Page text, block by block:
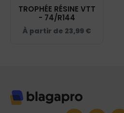
TROPHÉE RÉSINE VTT
- 74/R144
À partir de 23,99 €